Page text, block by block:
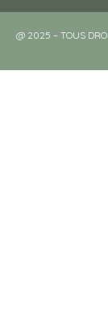
@ 2025 – TOUS